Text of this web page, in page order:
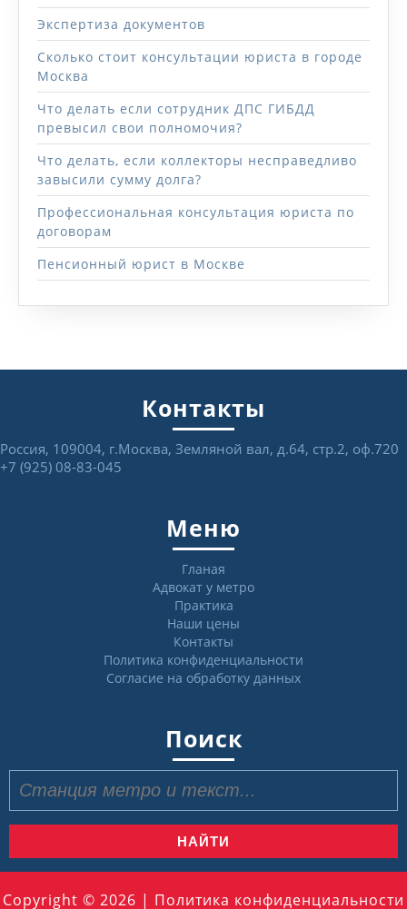
Экспертиза документов
Сколько стоит консультации юриста в городе
Москва
Что делать если сотрудник ДПС ГИБДД
превысил свои полномочия?
Что делать, если коллекторы несправедливо
завысили сумму долга?
Профессиональная консультация юриста по
договорам
Пенсионный юрист в Москве
Контакты
Россия, 109004, г.Москва, Земляной вал, д.64, стр.2, оф.720
+7 (925) 08-83-045
Меню
Гланая
Адвокат у метро
Практика
Наши цены
Контакты
Политика конфиденциальности
Согласие на обработку данных
Поиск
Copyright © 2026 | Политика конфиденциальности